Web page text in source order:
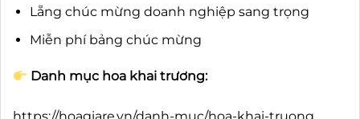
Lẵng chúc mừng doanh nghiệp sang trọng
Miễn phí bảng chúc mừng
Danh mục hoa khai trương: